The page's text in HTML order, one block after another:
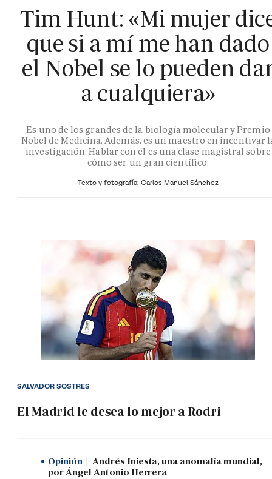
Tim Hunt: «Mi mujer
que si a mí me han dado
el Nobel se lo pueden
a cualquiera»
Es uno de los grandes de la biología molecular y Premio
Nobel de Medicina. Además, es un maestro en incentivar
investigación. Hablar con él es una clase magistral sobre
cómo ser un gran científico.
Texto y fotografía: Carlos Manuel Sánchez
El Madrid le desea lo mejor a Rodri
SALVADOR SOSTRES
Opinión
Andrés Iniesta, una anomalía mundial,
por Ángel Antonio Herrera